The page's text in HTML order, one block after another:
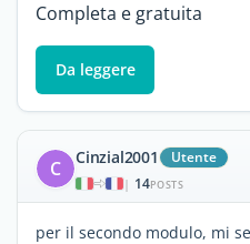
Completa e gratuita
Da leggere
C Cinzial2001 Utente
| 14POSTS
per il secondo modulo, mi